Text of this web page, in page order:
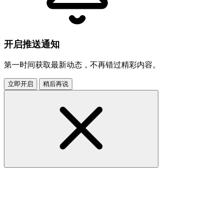
开启推送通知
第一时间获取最新动态，不再错过精彩内容。
立即开启 稍后再说